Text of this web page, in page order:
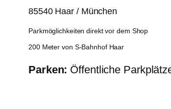
85540 Haar / München
Parkmöglichkeiten direkt vor dem Shop
200 Meter von S-Bahnhof Haar
Parken: Öffentliche